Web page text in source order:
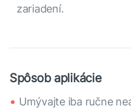
zariadení.
Spôsob aplikácie
Umývajte iba ručne